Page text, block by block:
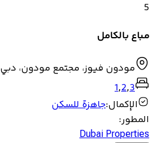
5
مباع بالكامل
مودون فيوز، مجتمع مودون، دبي
1,2,3
الإكمال:جاهزة للسكن
المطور:
Dubai Properties